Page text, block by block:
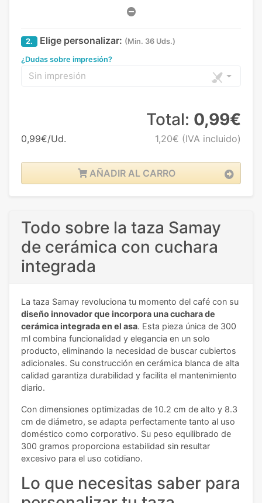
2. Elige personalizar: (Min. 36 Uds.)
¿Dudas sobre impresión?
Sin impresión
0,99€/Ud.
Total: 0,99€
1,20€ (IVA incluido)
AÑADIR AL CARRO
Todo sobre la taza Samay
de cerámica con cuchara
integrada
La taza Samay revoluciona tu momento del café con su
diseño innovador que incorpora una cuchara de
cerámica integrada en el asa. Esta pieza única de 300
ml combina funcionalidad y elegancia en un solo
producto, eliminando la necesidad de buscar cubiertos
adicionales. Su construcción en cerámica blanca de alta
calidad garantiza durabilidad y facilita el mantenimiento
diario.
Con dimensiones optimizadas de 10.2 cm de alto y 8.3
cm de diámetro, se adapta perfectamente tanto al uso
doméstico como corporativo. Su peso equilibrado de
300 gramos proporciona estabilidad sin resultar
excesivo para el uso cotidiano.
Lo que necesitas saber para